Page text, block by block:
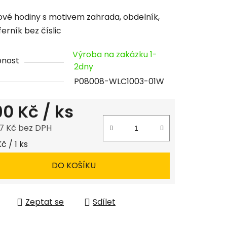
hodiny s motivem zahrada, obdelník,
bez číslic
Výroba na zakázku 1-
2dny
P08008-WLC1003-01W
Kč / ks
Kč bez DPH
cena:
/ 1 ks
DO KOŠÍKU
Zeptat se Sdílet